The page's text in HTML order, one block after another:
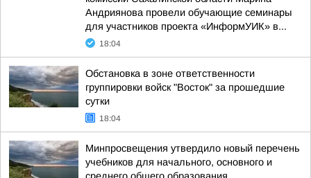
Андриянова провели обучающие семинары
для участников проекта «ИнформУИК» в...
18:04
Обстановка в зоне ответственности
группировки войск "Восток" за прошедшие
сутки
18:04
Минпросвещения утвердило новый перечень
учебников для начального, основного и